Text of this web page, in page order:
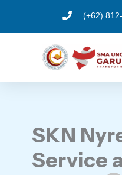
(+62)
SKN
Service